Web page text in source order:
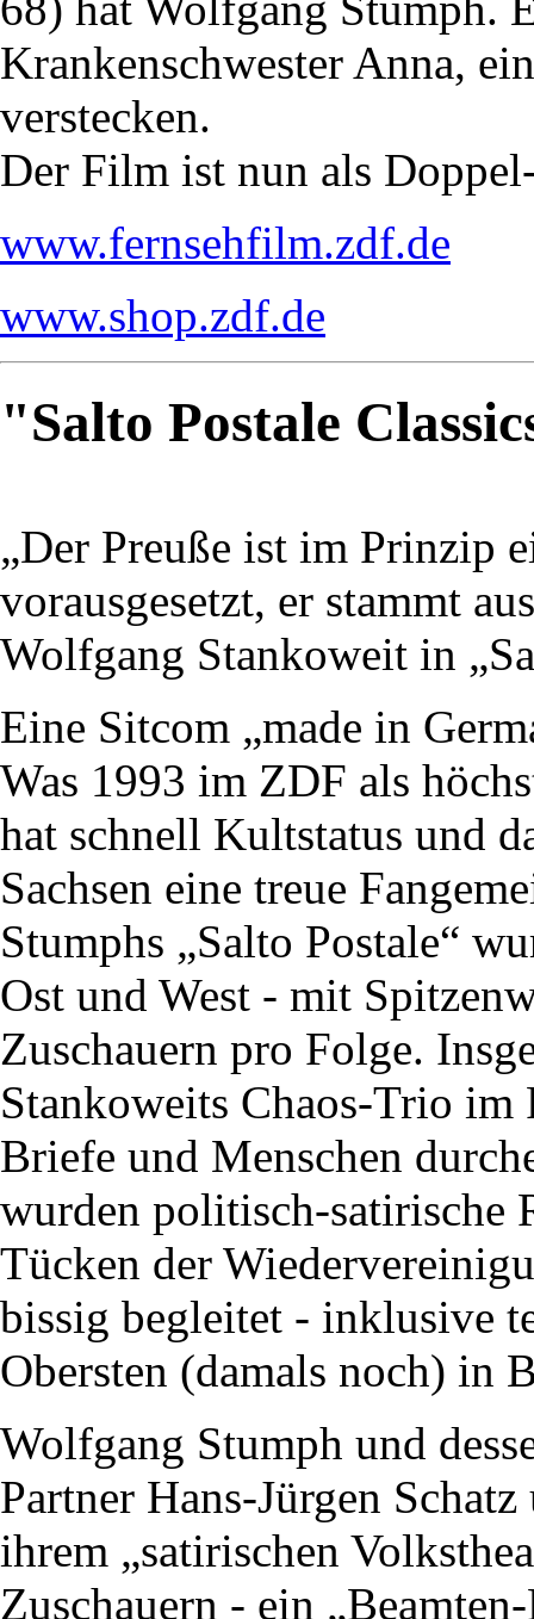
Krankenschwester Anna,
verstecken.
Der Film ist nun als
www.fernsehfilm.zdf.de
www.shop.zdf.de
"Salto Postale
„Der Preuße ist im Prinzip
vorausgesetzt, er stammt
Wolfgang Stankoweit in
Eine Sitcom „made in
Was 1993 im ZDF als
hat schnell Kultstatus und
Sachsen eine treue
Stumphs „Salto Postale“
Ost und West - mit
Zuschauern pro Folge.
Stankoweits Chaos-Trio
Briefe und Menschen
wurden politisch-satirische
Tücken der
bissig begleitet - inklusive
Obersten (damals noch) in
Wolfgang Stumph und
Partner Hans-Jürgen
ihrem „satirischen
Zuschauern - ein